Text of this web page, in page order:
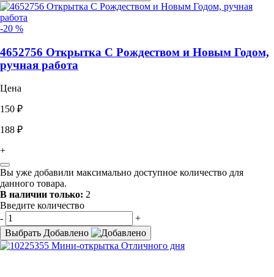
-20 %
4652756 Открытка С Рождеством и Новым Годом,
ручная работа
Цена
150 ₽
188 ₽
+
Вы уже добавили максимально доступное количество для
данного товара.
В наличии только: 2
Введите количество
-
+
Выбрать Добавлено